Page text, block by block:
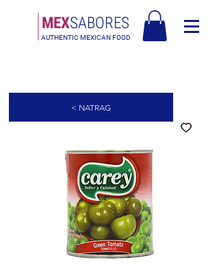
MEXSABORES
AUTHENTIC MEXICAN FOOD
< NATRAG